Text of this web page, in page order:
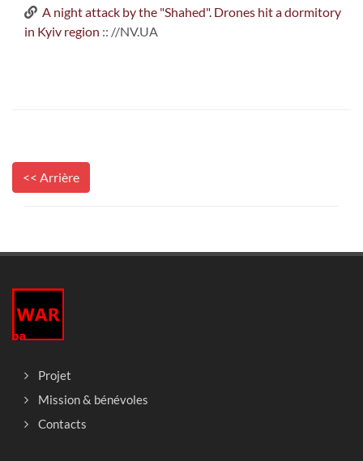
A night attack by the "Shahed". Drones hit a dormitory
in Kyiv region :: //NV.UA
<< Arrière
Projet
Mission & bénévoles
Contacts